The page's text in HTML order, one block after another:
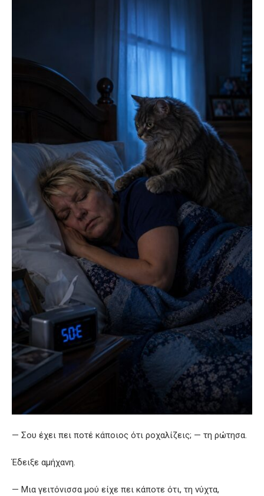
— Σου έχει πει ποτέ κάποιος ότι ροχαλίζεις; — τη ρώτησα.
Έδειξε αμήχανη.
— Μια γειτόνισσα μού είχε πει κάποτε ότι, τη νύχτα,